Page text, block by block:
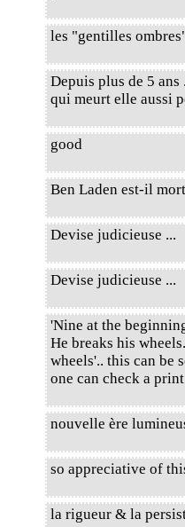
les "gentilles
Depuis plus de 5
qui meurt elle aussi
good
Ben Laden est-il
Devise judicieuse ...
Devise judicieuse ...
'Nine at the
He breaks his
wheels'.. this can be
one can check a
nouvelle ère
so appreciative of
la rigueur & la